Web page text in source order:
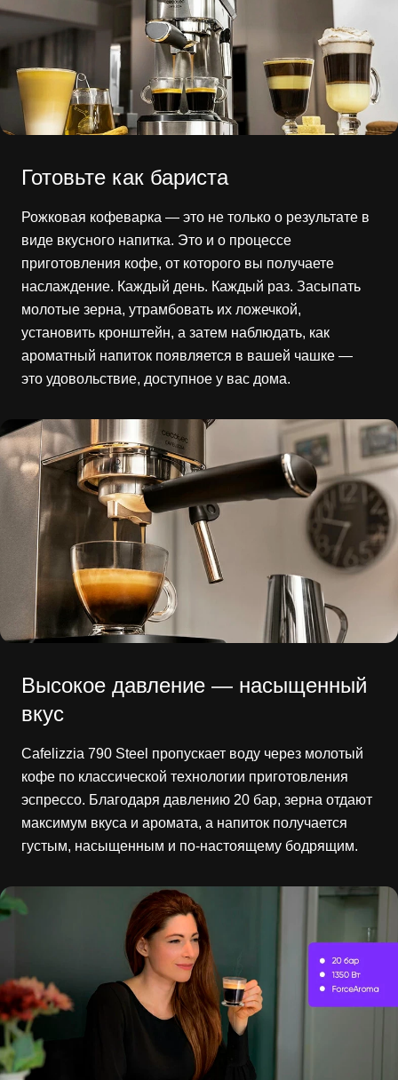
Готовьте как бариста
Рожковая кофеварка — это не только о результате в
виде вкусного напитка. Это и о процессе
приготовления кофе, от которого вы получаете
наслаждение. Каждый день. Каждый раз. Засыпать
молотые зерна, утрамбовать их ложечкой,
установить кронштейн, а затем наблюдать, как
ароматный напиток появляется в вашей чашке —
это удовольствие, доступное у вас дома.
Высокое давление — насыщенный
вкус
Cafelizzia 790 Steel пропускает воду через молотый
кофе по классической технологии приготовления
эспрессо. Благодаря давлению 20 бар, зерна отдают
максимум вкуса и аромата, а напиток получается
густым, насыщенным и по-настоящему бодрящим.